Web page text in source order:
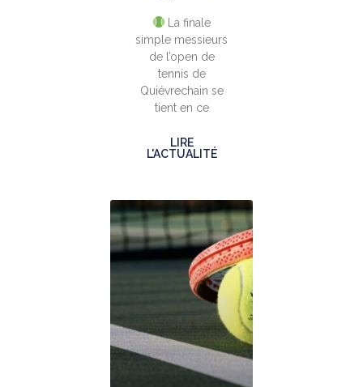
La finale
simple messieurs
de l’open de
tennis de
Quiévrechain se
tient en ce
LIRE
L'ACTUALITÉ